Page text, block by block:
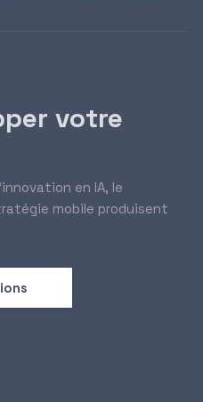
votre
en IA, le
mobile produisent